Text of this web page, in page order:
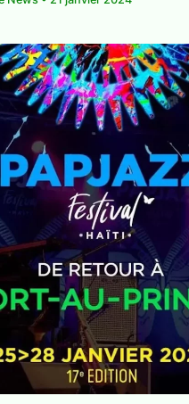
2024 : une édition
féminin au rendez-vous